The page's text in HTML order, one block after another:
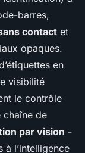
barres,
contact et
opaques.
en
visibilité
le contrôle
chaîne de
par vision -
à l’intelligence